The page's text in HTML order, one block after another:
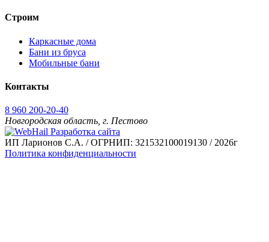
Строим
Каркасные дома
Бани из бруса
Мобильные бани
Контакты
8 960 200-20-40
Новгородская область, г. Пестово
Разработка сайта
ИП Ларионов С.А. / ОГРНИП: 321532100019130 / 2026г
Политика конфиденциальности